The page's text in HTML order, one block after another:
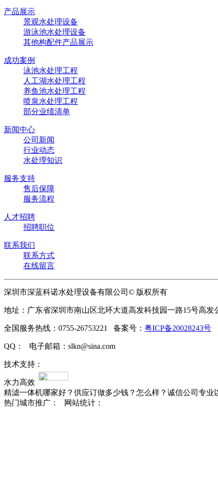
产品展示
景观水处理设备
游泳池水处理设备
其他构配件产品展示
成功案例
泳池水处理工程
人工湖水处理工程
养鱼池水处理工程
喷泉水处理工程
部分业绩清单
新闻中心
公司新闻
行业动态
水处理知识
服务支持
售后保障
服务流程
人才招聘
招聘职位
联系我们
联系方式
在线留言
深圳市深蓝科诺水处理设备有限公司© 版权所有
地址：广东省深圳市南山区北环大道高发科技园一路15号高发
全国服务热线：0755-26753221 备案号： 粤ICP备20028243号
QQ： 电子邮箱：slkn@sina.com
技术支持：
水力高效
精滤一体机哪家好？供应订做多少钱？怎么样？诚信公司专
热门城市推广：
网站统计：